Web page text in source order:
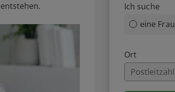
Ich suche
eine Frau
Ort